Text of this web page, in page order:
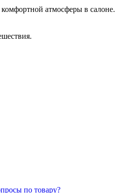
атмосферы в салоне.
по товару?